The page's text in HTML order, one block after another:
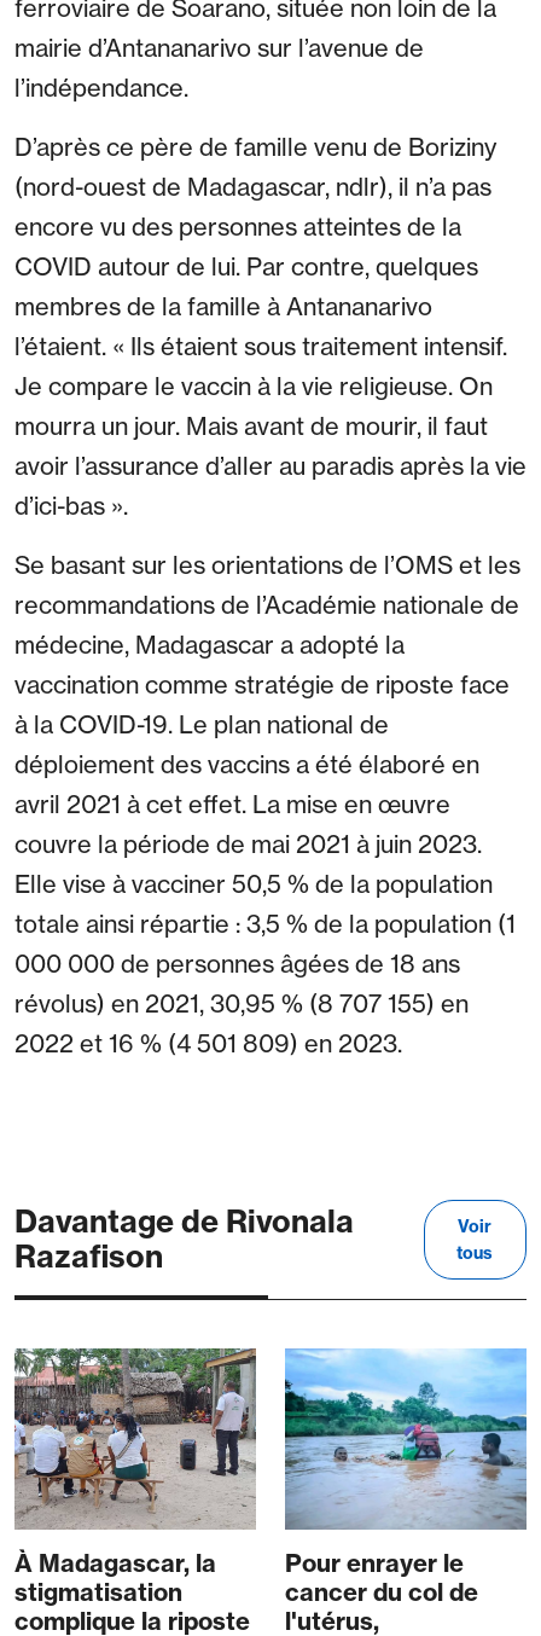
ferroviaire de Soarano, située non loin de la
mairie d’Antananarivo sur l’avenue de
l’indépendance.
D’après ce père de famille venu de Boriziny
(nord-ouest de Madagascar, ndlr), il n’a pas
encore vu des personnes atteintes de la
COVID autour de lui. Par contre, quelques
membres de la famille à Antananarivo
l’étaient. « Ils étaient sous traitement intensif.
Je compare le vaccin à la vie religieuse. On
mourra un jour. Mais avant de mourir, il faut
avoir l’assurance d’aller au paradis après la vie
d’ici-bas ».
Se basant sur les orientations de l’OMS et les
recommandations de l’Académie nationale de
médecine, Madagascar a adopté la
vaccination comme stratégie de riposte face
à la COVID-19. Le plan national de
déploiement des vaccins a été élaboré en
avril 2021 à cet effet. La mise en œuvre
couvre la période de mai 2021 à juin 2023.
Elle vise à vacciner 50,5 % de la population
totale ainsi répartie : 3,5 % de la population (1
000 000 de personnes âgées de 18 ans
révolus) en 2021, 30,95 % (8 707 155) en
2022 et 16 % (4 501 809) en 2023.
Davantage de Rivonala
Razafison
Voir
tous
À Madagascar, la
stigmatisation
complique la riposte
Pour enrayer le
cancer du col de
l'utérus,